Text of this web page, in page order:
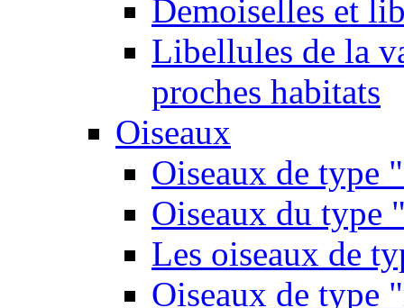
Demoiselles et
Libellules de la
proches habitats
Oiseaux
Oiseaux de type
Oiseaux du type
Les oiseaux de
Oiseaux de type